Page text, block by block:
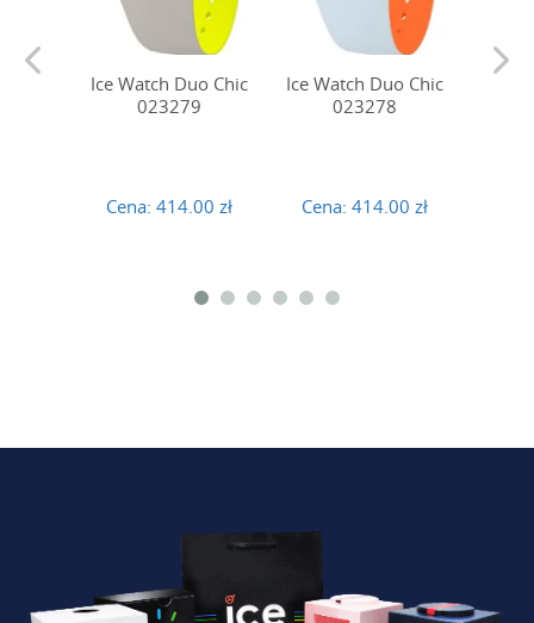
Ice Watch Duo Chic
023279
Cena: 414.00 zł
Ice Watch Duo Chic
023278
Cena: 414.00 zł